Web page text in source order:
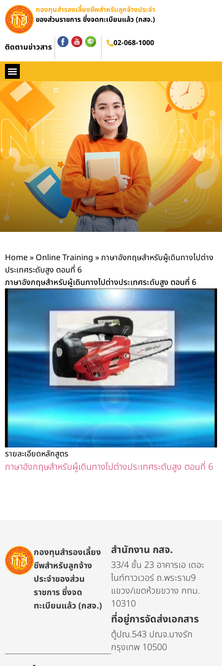
กองทุนสำรองเลี้ยงชีพสำหรับลูกจ้างประจำ
ของส่วนราชการ ซึ่งจดทะเบียนแล้ว (กสจ.)
ติดตามข่าวสาร 02-068-1000
อบรมออนไลน์
Home» Online Training »ภาษาอังกฤษสำหรับผู้เดินทางไปต่าง
ประเทศระดับสูง ตอนที่ 6
ภาษาอังกฤษสำหรับผู้เดินทางไปต่างประเทศระดับสูง ตอนที่ 6
รายละเอียดหลักสูตร
ภาษาอังกฤษสำหรับผู้เดินทางไปต่างประเทศระดับสูง ตอนที่ 6
กองทุนสำรองเลี้ยง
ชีพสำหรับลูกจ้าง
ประจำของส่วน
ราชการ ซึ่งจด
ทะเบียนแล้ว (กสจ.)
สำนักงาน กสจ.
33/4 ชั้น 23 อาคารเอ เดอะ
ไนท์ทาวเวอร์ ถ.พระราม9
แขวง/เขตห้วยขวาง กทม.
10310
ที่อยู่การจัดส่งเอกสาร
ตู้ปณ.543 ปณจ.บางรัก
กรุงเทพ 10500